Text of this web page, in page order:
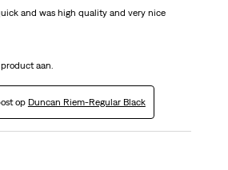
and was high quality and very nice
aan.
op Duncan Riem-Regular Black